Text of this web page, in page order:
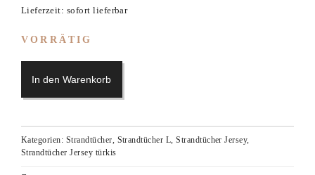
Lieferzeit: sofort lieferbar
VORRÄTIG
In den Warenkorb
Kategorien: Strandtücher, Strandtücher L,Strandtücher Jersey,
Strandtücher Jersey türkis